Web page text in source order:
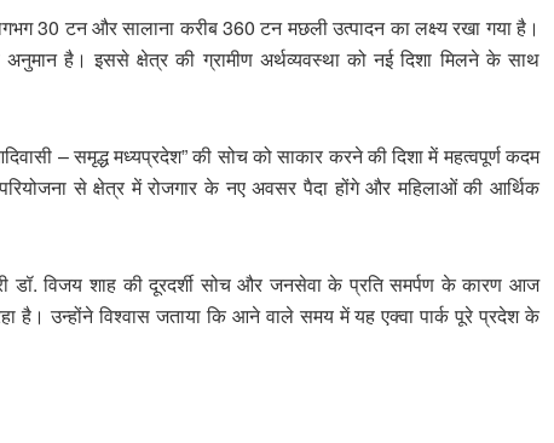
30 टन और सालाना करीब 360 टन मछली उत्पादन का लक्ष्य रखा गया है।
है। इससे क्षेत्र की ग्रामीण अर्थव्यवस्था को नई दिशा मिलने के साथ
– समृद्ध मध्यप्रदेश” की सोच को साकार करने की दिशा में महत्वपूर्ण कदम
से क्षेत्र में रोजगार के नए अवसर पैदा होंगे और महिलाओं की आर्थिक
डॉ. विजय शाह की दूरदर्शी सोच और जनसेवा के प्रति समर्पण के कारण आज
है। उन्होंने विश्वास जताया कि आने वाले समय में यह एक्वा पार्क पूरे प्रदेश के